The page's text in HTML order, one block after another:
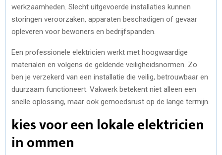
werkzaamheden. Slecht uitgevoerde installaties kunnen
storingen veroorzaken, apparaten beschadigen of gevaar
opleveren voor bewoners en bedrijfspanden.
Een professionele elektricien werkt met hoogwaardige
materialen en volgens de geldende veiligheidsnormen. Zo
ben je verzekerd van een installatie die veilig, betrouwbaar en
duurzaam functioneert. Vakwerk betekent niet alleen een
snelle oplossing, maar ook gemoedsrust op de lange termijn.
kies voor een lokale elektricien
in ommen